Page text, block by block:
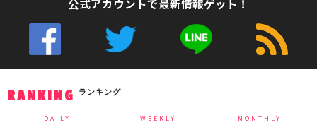
公式アカウントで最新情報ゲット！
RANKING ランキング
DAILY WEEKLY MONTHLY